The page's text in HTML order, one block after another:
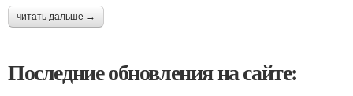
читать дальше →
Последние обновления на сайте: